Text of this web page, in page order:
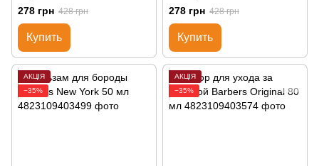
278 грн 428 грн
Купить
278 грн 428 грн
Купить
АКЦІЯ
−35%
АКЦІЯ
−35%